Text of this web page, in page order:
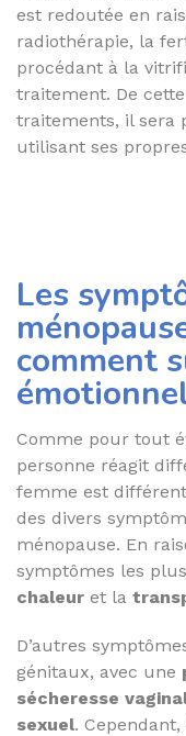
est redoutée en
radiothérapie, la
procédant à la
traitement. De
traitements, il sera
utilisant ses
Les
comment
Comme pour tout
personne réagit
femme est
des divers
ménopause. En
symptômes les
chaleur et la
D’autres
génitaux, avec une
sécheresse
sexuel.